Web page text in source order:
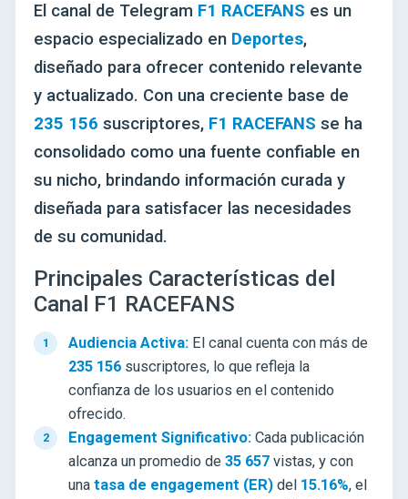
El canal de Telegram F1 RACEFANS es un
espacio especializado en Deportes,
diseñado para ofrecer contenido relevante
y actualizado. Con una creciente base de
235 156 suscriptores, F1 RACEFANS se ha
consolidado como una fuente confiable en
su nicho, brindando información curada y
diseñada para satisfacer las necesidades
de su comunidad.
Principales Características del
Canal F1 RACEFANS
Audiencia Activa: El canal cuenta con más de
235 156 suscriptores, lo que refleja la
confianza de los usuarios en el contenido
ofrecido.
Engagement Significativo: Cada publicación
alcanza un promedio de 35 657 vistas, y con
una tasa de engagement (ER) del 15.16%, el